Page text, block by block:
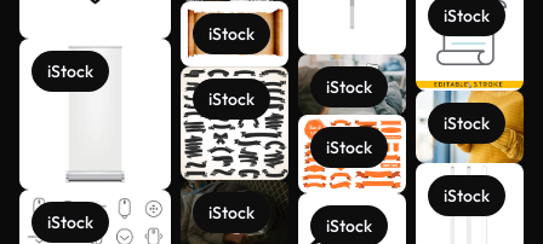
iStock
iStock
iStock
iStock
iStock
iStock
iStock
iStock
iStock
iStock
iStock